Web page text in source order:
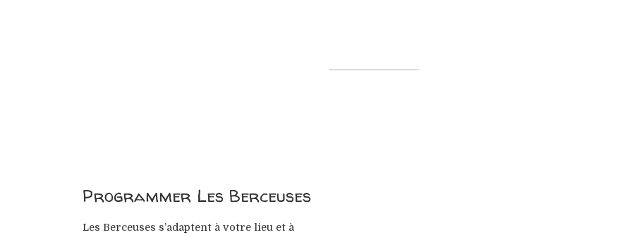
Programmer Les Berceuses
Les Berceuses s’adaptent à votre lieu et à